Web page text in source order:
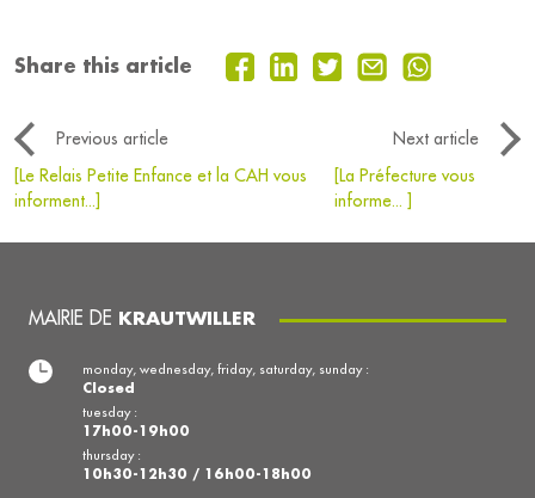
Share this article
Previous article
Next article
[Le Relais Petite Enfance et la CAH vous
informent...]
[La Préfecture vous
informe... ]
MAIRIE DE KRAUTWILLER
monday, wednesday, friday, saturday, sunday :
Closed
tuesday :
17h00-19h00
thursday :
10h30-12h30 / 16h00-18h00